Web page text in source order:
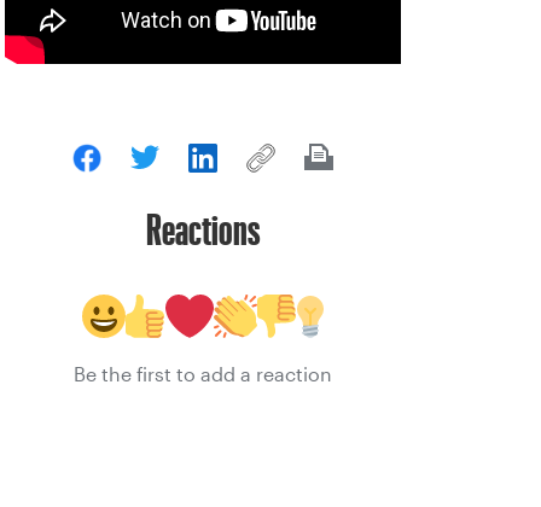
Reactions
Be the first to add a reaction